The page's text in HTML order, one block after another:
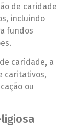
de caridade
incluindo
fundos
caridade, a
caritativos,
ou